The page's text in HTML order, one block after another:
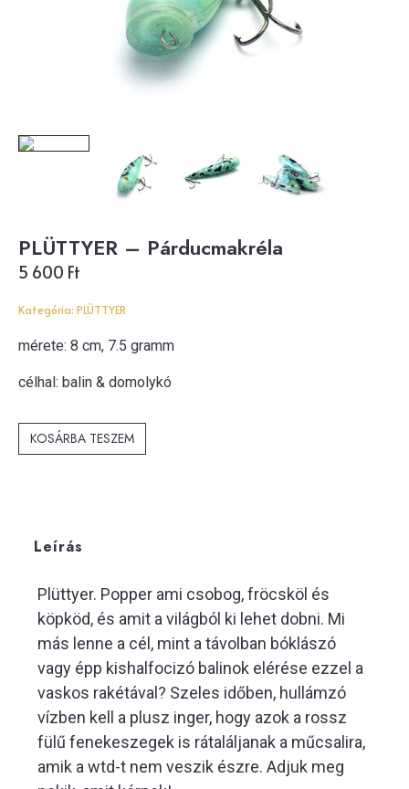
PLÜTTYER – Párducmakréla
5 600 Ft
Kategória: PLÜTTYER
mérete: 8 cm, 7.5 gramm
célhal: balin & domolykó
KOSÁRBA TESZEM
Leírás
Plüttyer. Popper ami csobog, fröcsköl és
köpköd, és amit a világból ki lehet dobni. Mi
más lenne a cél, mint a távolban bóklászó
vagy épp kishalfocizó balinok elérése ezzel a
vaskos rakétával? Szeles időben, hullámzó
vízben kell a plusz inger, hogy azok a rossz
fülű fenekeszegek is rátaláljanak a műcsalira,
amik a wtd-t nem veszik észre. Adjuk meg